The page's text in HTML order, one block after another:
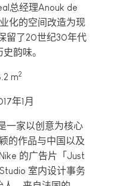
总经理Anouk de
化的空间改造为现
留了20世纪30年代
韵味。
m2
年1月
一家以创意为核心
的作品与中国以及
的广告片「Just
室内设计事务